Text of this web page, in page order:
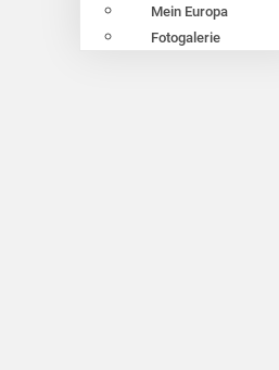
Mein Europa
Fotogalerie